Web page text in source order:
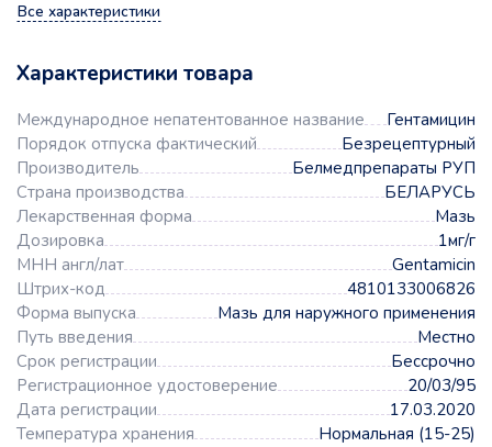
Все характеристики
Характеристики товара
Международное непатентованное название
Гентамицин
Порядок отпуска фактический
Безрецептурный
Производитель
Белмедпрепараты РУП
Страна производства
БЕЛАРУСЬ
Лекарственная форма
Мазь
Дозировка
1мг/г
МНН англ/лат
Gentamicin
Штрих-код
4810133006826
Форма выпуска
Мазь для наружного применения
Путь введения
Местно
Срок регистрации
Бессрочно
Регистрационное удостоверение
20/03/95
Дата регистрации
17.03.2020
Температура хранения
Нормальная (15-25)